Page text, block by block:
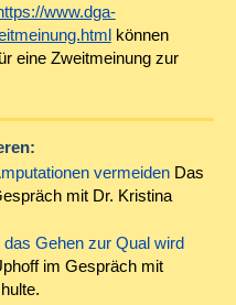
www.dga-
können
eine Zweitmeinung zur
vermeidenDas
mit Dr. Kristina
Gehen zur Qual wird
im Gespräch mit